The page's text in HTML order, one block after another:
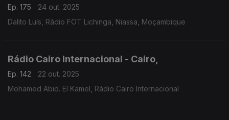
Ep. 175
24 out. 2025
Dalito Luís, Rádio FOT Lichinga, Niassa, Moçambique
Rádio Cairo Internacional - Cairo,
Ep. 142
22 out. 2025
Mohamed Abid. El Kamel, Rádio Cairo Internacional